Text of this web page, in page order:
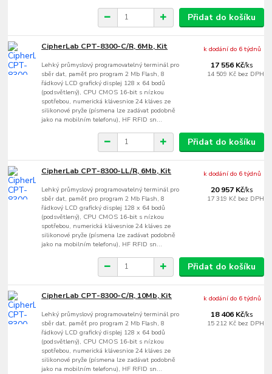
Přidat do košíku
CipherLab CPT-8300-C/R, 6Mb, Kit
Lehký průmyslový programovatelný terminál pro
sběr dat, paměť pro program 2 Mb Flash, 8
řádkový LCD grafický displej 128 x 64 bodů
(podsvětlený), CPU CMOS 16-bit s nízkou
spotřebou, numerická klávesnice 24 kláves ze
silikonové pryže (písmena lze zadávat podobně
jako na mobilním telefonu), HF RFID sn...
17 556 Kč/ks
14 509 Kč bez DPH
k dodání do 6 týdnů
Přidat do košíku
CipherLab CPT-8300-LL/R, 6Mb, Kit
Lehký průmyslový programovatelný terminál pro
sběr dat, paměť pro program 2 Mb Flash, 8
řádkový LCD grafický displej 128 x 64 bodů
(podsvětlený), CPU CMOS 16-bit s nízkou
spotřebou, numerická klávesnice 24 kláves ze
silikonové pryže (písmena lze zadávat podobně
jako na mobilním telefonu), HF RFID sn...
20 957 Kč/ks
17 319 Kč bez DPH
k dodání do 6 týdnů
Přidat do košíku
CipherLab CPT-8300-C/R, 10Mb, Kit
Lehký průmyslový programovatelný terminál pro
sběr dat, paměť pro program 2 Mb Flash, 8
řádkový LCD grafický displej 128 x 64 bodů
(podsvětlený), CPU CMOS 16-bit s nízkou
spotřebou, numerická klávesnice 24 kláves ze
silikonové pryže (písmena lze zadávat podobně
jako na mobilním telefonu), HF RFID sn...
18 406 Kč/ks
15 212 Kč bez DPH
k dodání do 6 týdnů